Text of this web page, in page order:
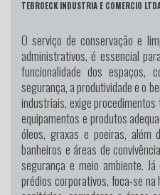
TEBROECK INDUSTRIA E COMERCIO
O serviço de conservação e
administrativos, é essencial
funcionalidade dos espaços,
segurança, a produtividade e o
industriais, exige
equipamentos e produtos
óleos, graxas e poeiras, além
banheiros e áreas de
segurança e meio ambiente.
prédios corporativos, foca-se